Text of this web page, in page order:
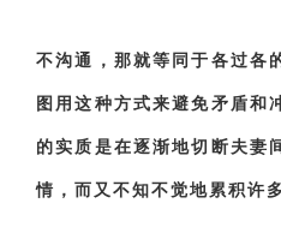
不沟通，那就等同于各过各
图用这种方式来避免矛盾和
的实质是在逐渐地切断夫妻
情，而又不知不觉地累积许